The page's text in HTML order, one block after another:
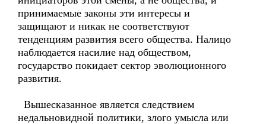
принимаемые законы эти интересы и
защищают и никак не соответствуют
тенденциям развития всего общества. Налицо
наблюдается насилие над обществом,
государство покидает сектор эволюционного
развития.
Вышесказанное является следствием
недальновидной политики, злого умысла или